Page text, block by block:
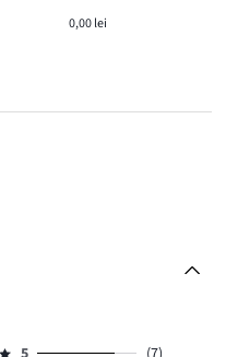
0,00 lei